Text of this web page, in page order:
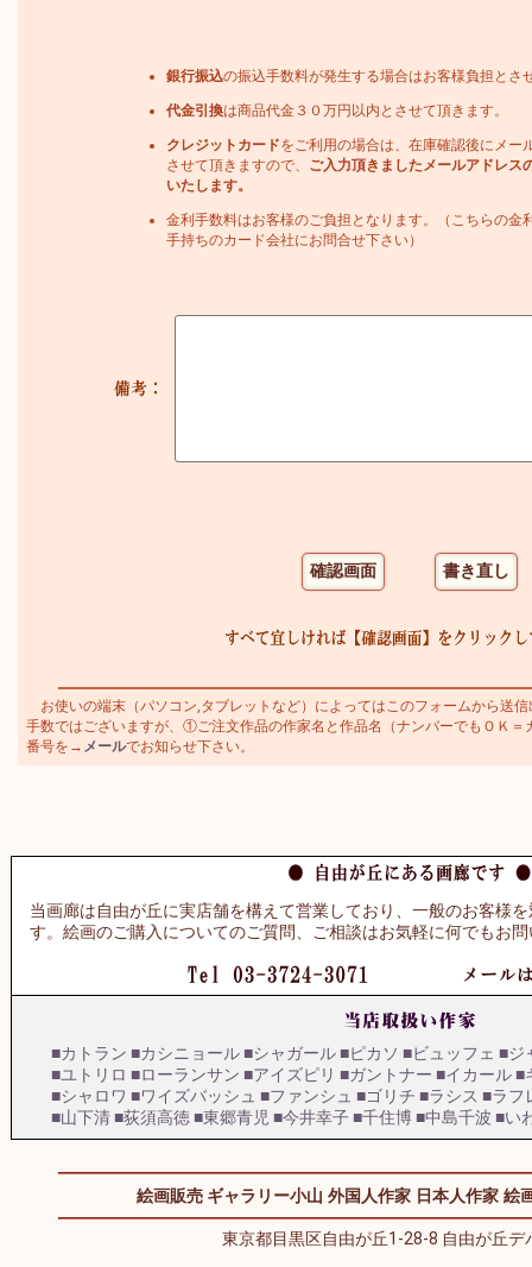
銀行振込の振込手数料が発生する場合はお客様負担とさ
代金引換は商品代金３０万円以内とさせて頂きます。
クレジットカードをご利用の場合は、在庫確認後にメー
させて頂きますので、
ご入力頂きましたメールアドレス
いたします。
金利手数料はお客様のご負担となります。（こちらの金
手持ちのカード会社にお問合せ下さい）
お使いの端末（パソコン,タブレットなど）によってはこのフォームから送
手数ではございますが、①ご注文作品の作家名と作品名（ナンバーでもＯＫ
番号を→ メールでお知らせ下さい。
当画廊は自由が丘に実店舗を構えて営業しており、一般のお客様
す。絵画のご購入についてのご質問、ご相談はお気軽に何でもお
■カトラン ■カシニョール■シャガール■ピカソ ■ビュッフェ ■ジ
■ユトリロ ■ローランサン ■アイズピリ ■ガントナー ■イカール■
■シャロワ ■ワイズバッシュ ■ファンシュ ■ゴリチ ■ラシス ■ラフ
■山下清■荻須高徳■東郷青児 ■今井幸子■千住博■中島千波 ■い
絵画販売 ギャラリー小山 外国人作家 日本人作家 絵
東京都目黒区自由が丘1-28-8 自由が丘デ